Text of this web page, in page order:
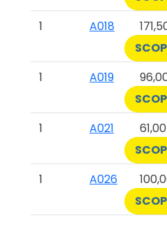
1
A018
1
A019
1
A021 61,00
1
A026